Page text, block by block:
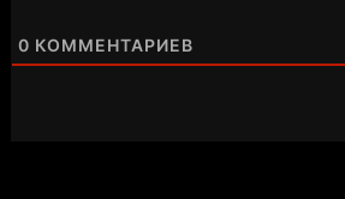
0 КОММЕНТАРИЕВ